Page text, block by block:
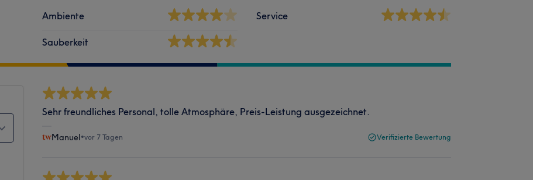
Ambiente
Sauberkeit
Service
Sehr freundliches Personal, tolle Atmosphäre, Preis-Leistung ausgezeichnet.
Manuel•vor 7 Tagen Verifizierte Bewertung